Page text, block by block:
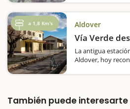
ayuntamiento de
la memoria
a 1,8 Km's Aldover
Vía Verde
La antigua
Aldover, hoy
ya sea en dirección…
También puede interesarte